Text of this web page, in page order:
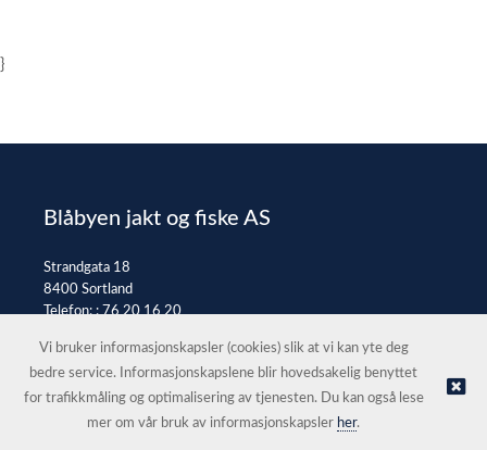
}
Blåbyen jakt og fiske AS
Strandgata 18
8400 Sortland
Telefon: :76 20 16 20
© Blåbyen jakt og fiske AS |Nettbutikk levert av Kréatif
Vi bruker informasjonskapsler (cookies) slik at vi kan yte deg
bedre service. Informasjonskapslene blir hovedsakelig benyttet
for trafikkmåling og optimalisering av tjenesten. Du kan også lese
mer om vår bruk av informasjonskapsler her.